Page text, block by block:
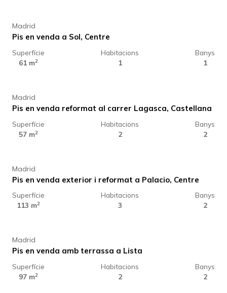
Madrid
Pis en venda a Sol, Centre
Superfície
61 m2
Habitacions
1
Banys
1
929.000 €
Madrid
Pis en venda reformat al carrer Lagasca, Castellana
Superfície
57 m2
Habitacions
2
Banys
2
690.000 €
Madrid
Pis en venda exterior i reformat a Palacio, Centre
Superfície
113 m2
Habitacions
3
Banys
2
1.450.000 €
Madrid
Pis en venda amb terrassa a Lista
Superfície
97 m2
Habitacions
2
Banys
2
1.119.000 €